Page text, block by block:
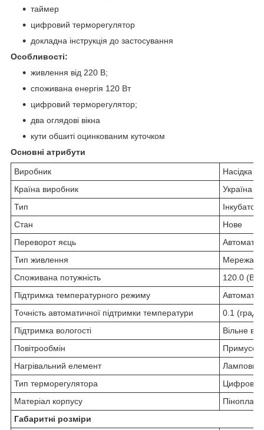
таймер
цифровий терморегулятор
докладна інструкція до застосування
Особливості:
живлення від 220 В;
споживана енергія 120 Вт
цифровий терморегулятор;
два оглядові вікна
кути обшиті оцинкованим куточком
Основні атрибути
Виробник
Насідка
Країна виробник
Україна
Тип
Стан
Нове
Переворот яєць
Тип живлення
Мережа
Споживана потужність
120.0 (Вт)
Підтримка температурного режиму
Точність автоматичної підтримки температури
0.1 (град.)
Підтримка вологості
Вільне
Повітрообмін
Нагрівальний елемент
Ламповий
Тип терморегулятора
Цифровий
Матеріал корпусу
Пінопласт
Габаритні розміри